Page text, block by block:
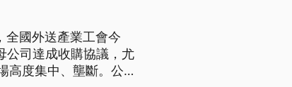
國外送產業工會今
公司達成收購協議，尤
高度集中、壟斷。公平